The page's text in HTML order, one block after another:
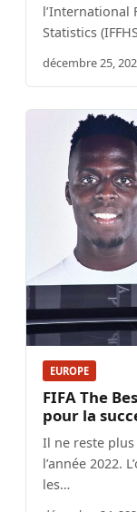
l’International
Statistics
décembre 25,
EUROPE
FIFA The
pour la
Il ne reste
l’année 2022.
les…